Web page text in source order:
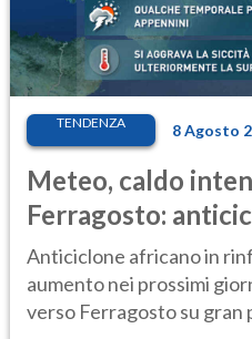
TENDENZA 8 Agosto
Meteo, caldo
Ferragosto:
ancora
Anticiclone africano in
aumento nei prossimi
verso Ferragosto su gran